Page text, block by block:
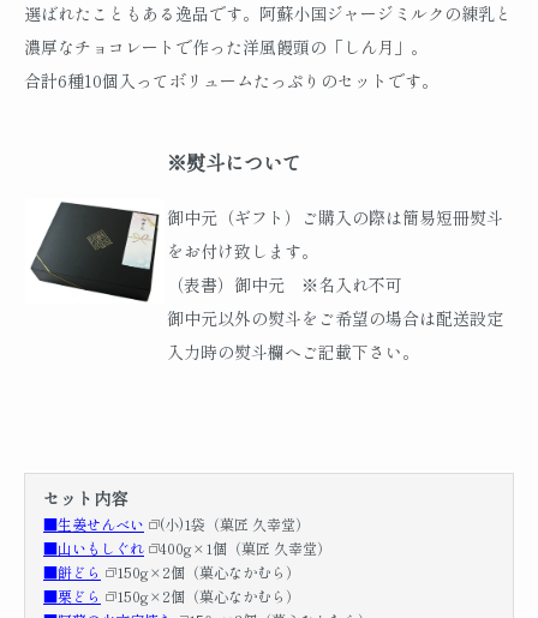
選ばれたこともある逸品です。阿蘇小国ジャージミルクの練乳と
濃厚なチョコレートで作った洋風饅頭の「しん月」。
合計6種10個入ってボリュームたっぷりのセットです。
※熨斗について
御中元（ギフト）ご購入の際は簡易短冊熨斗
をお付け致します。
（表書）御中元 ※名入れ不可
御中元以外の熨斗をご希望の場合は配送設定
入力時の熨斗欄へご記載下さい。
セット内容
■生姜せんべい
(小)1袋（菓匠 久幸堂）
■山いもしぐれ
400g×1個（菓匠 久幸堂）
■餅どら
150g×2個（菓心なかむら）
■栗どら
150g×2個（菓心なかむら）